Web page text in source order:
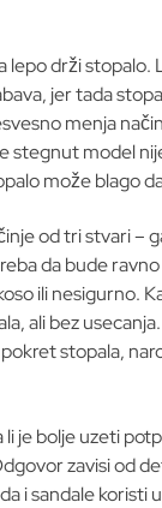
lepo drži stopalo.
jer tada
menja
stegnut model
može blago
od tri stvari –
da bude
ili nesigurno.
ali bez
stopala,
je bolje uzeti
zavisi od
i sandale koristi